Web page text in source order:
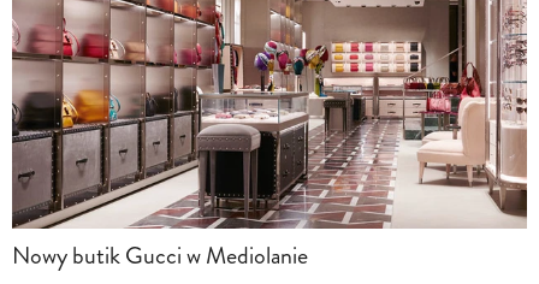
Nowy butik Gucci w Mediolanie